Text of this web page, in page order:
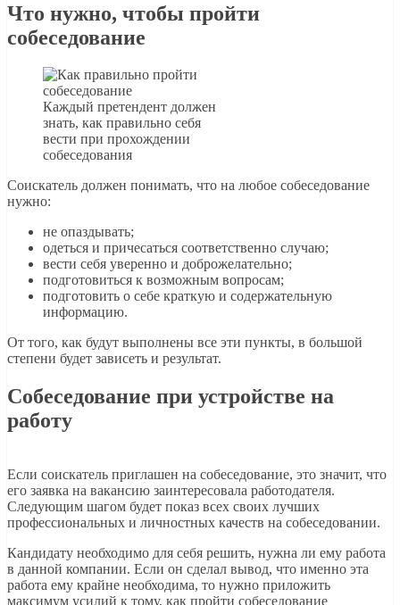
Что нужно, чтобы пройти
собеседование
Каждый претендент должен
знать, как правильно себя
вести при прохождении
собеседования
Соискатель должен понимать, что на любое собеседование
нужно:
не опаздывать;
одеться и причесаться соответственно случаю;
вести себя уверенно и доброжелательно;
подготовиться к возможным вопросам;
подготовить о себе краткую и содержательную
информацию.
От того, как будут выполнены все эти пункты, в большой
степени будет зависеть и результат.
Собеседование при устройстве на
работу
Если соискатель приглашен на собеседование, это значит, что
его заявка на вакансию заинтересовала работодателя.
Следующим шагом будет показ всех своих лучших
профессиональных и личностных качеств на собеседовании.
Кандидату необходимо для себя решить, нужна ли ему работа
в данной компании. Если он сделал вывод, что именно эта
работа ему крайне необходима, то нужно приложить
максимум усилий к тому, как пройти собеседование